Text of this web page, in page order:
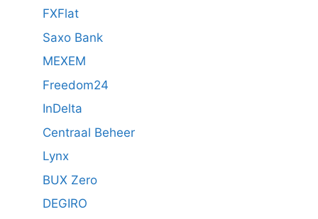
FXFlat
Saxo Bank
MEXEM
Freedom24
InDelta
Centraal Beheer
Lynx
BUX Zero
DEGIRO